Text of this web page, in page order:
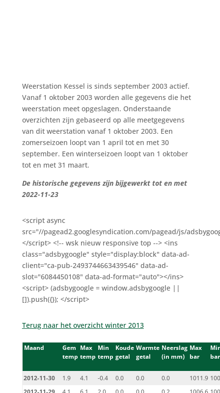
Weerstation Kessel is sinds september 2003 actief.
Vanaf 1 oktober 2003 worden alle gegevens die het
weerstation meet opgeslagen. Onderstaande
overzichten zijn gebaseerd op alle meetgegevens
van dit weerstation vanaf 1 oktober 2003. Een
zomerseizoen loopt van 1 april tot en met 30
september. Een winterseizoen loopt van 1 oktober
tot en met 31 maart.
De historische gegevens zijn bijgewerkt tot en met
2022-11-23
<script async
src="//pagead2.googlesyndication.com/pagead/js/
</script> <!-- wsk nieuw responsive top --> <ins
class="adsbygoogle" style="display:block" data-ad-
client="ca-pub-2493744663439546" data-ad-
slot="6084450108" data-ad-format="auto"></ins>
<script> (adsbygoogle = window.adsbygoogle ||
[]).push({}); </script>
Terug naar het overzicht winter 2013
Maand
Gem
temp
Max
temp
Min
temp
Koude
getal
Warmte
getal
Neerslag
(in mm)
Max
bar
bar
2012-11-30 1.9 4.1 -0.4 0.0 0.0 0.0 1011.9